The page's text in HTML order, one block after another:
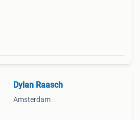
Dylan Raasch
Amsterdam